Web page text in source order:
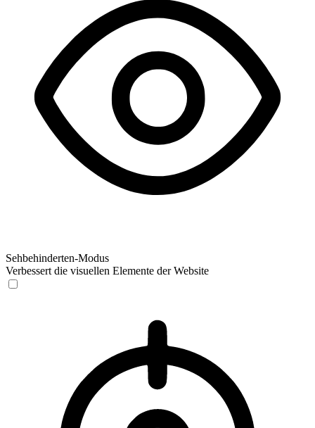
Sehbehinderten-Modus
Verbessert die visuellen Elemente der Website